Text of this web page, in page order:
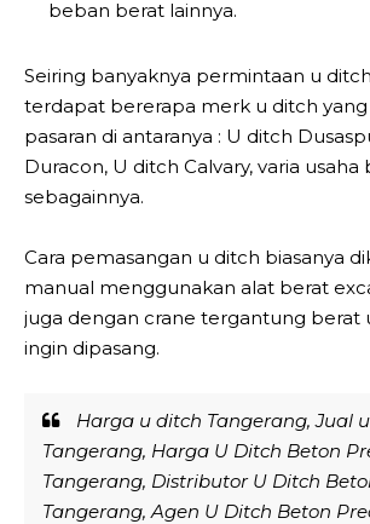
beban berat lainnya.
Seiring banyaknya permintaan u
terdapat bererapa merk u ditch yang
pasaran di antaranya : U ditch
Duracon, U ditch Calvary, varia
sebagainnya.
Cara pemasangan u ditch biasanya
manual menggunakan alat berat
juga dengan crane tergantung berat
ingin dipasang.
Harga u ditch Tangerang, Jual
Tangerang, Harga U Ditch Beton
Tangerang, Distributor U Ditch
Tangerang, Agen U Ditch Beton